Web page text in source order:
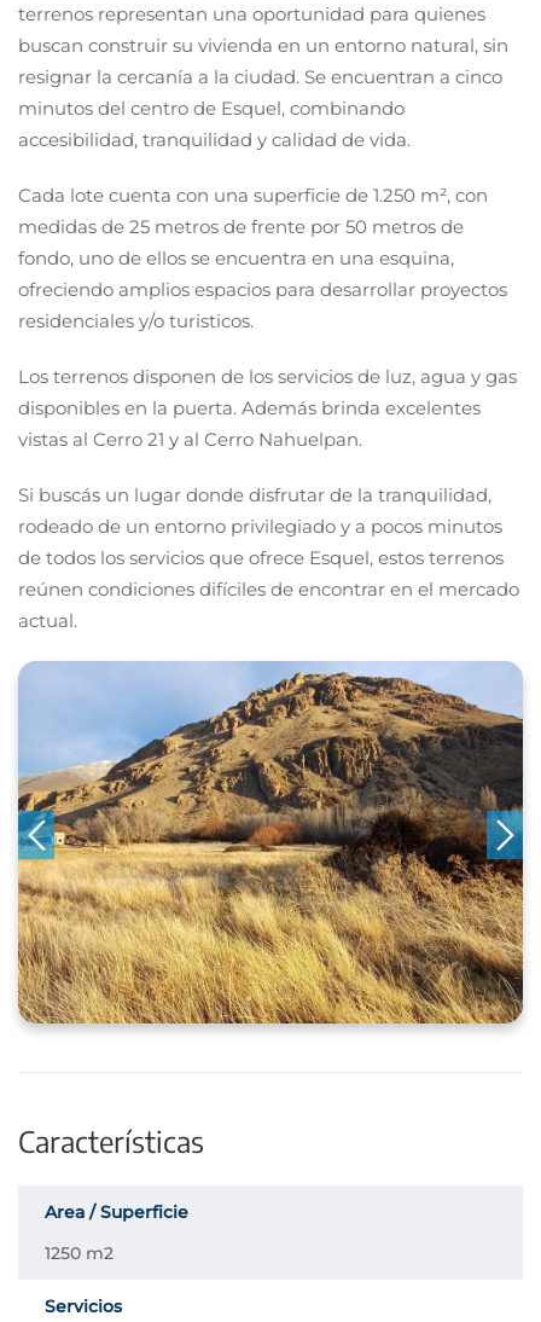
terrenos representan una oportunidad para quienes
buscan construir su vivienda en un entorno natural, sin
resignar la cercanía a la ciudad. Se encuentran a cinco
minutos del centro de Esquel, combinando
accesibilidad, tranquilidad y calidad de vida.
Cada lote cuenta con una superficie de 1.250 m², con
medidas de 25 metros de frente por 50 metros de
fondo, uno de ellos se encuentra en una esquina,
ofreciendo amplios espacios para desarrollar proyectos
residenciales y/o turisticos.
Los terrenos disponen de los servicios de luz, agua y gas
disponibles en la puerta. Además brinda excelentes
vistas al Cerro 21 y al Cerro Nahuelpan.
Si buscás un lugar donde disfrutar de la tranquilidad,
rodeado de un entorno privilegiado y a pocos minutos
de todos los servicios que ofrece Esquel, estos terrenos
reúnen condiciones difíciles de encontrar en el mercado
actual.
Características
Area / Superficie
1250 m2
Servicios